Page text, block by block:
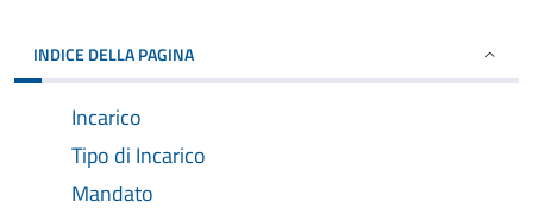
INDICE DELLA PAGINA
Incarico
Tipo di Incarico
Mandato